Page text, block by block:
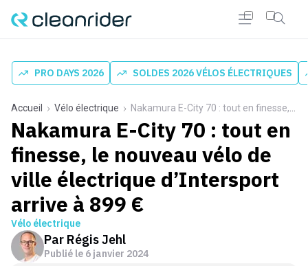
PRO DAYS 2026 SOLDES 2026 VÉLOS ÉLECTRIQUES
Accueil Vélo électrique Nakamura E-City 70 : tout en finesse, le nouveau vélo de ville électrique d’Intersport arrive à 899 €
Nakamura E-City 70 : tout en
finesse, le nouveau vélo de
ville électrique d’Intersport
arrive à 899 €
Vélo électrique
Par Régis Jehl
Publié le 6 janvier 2024